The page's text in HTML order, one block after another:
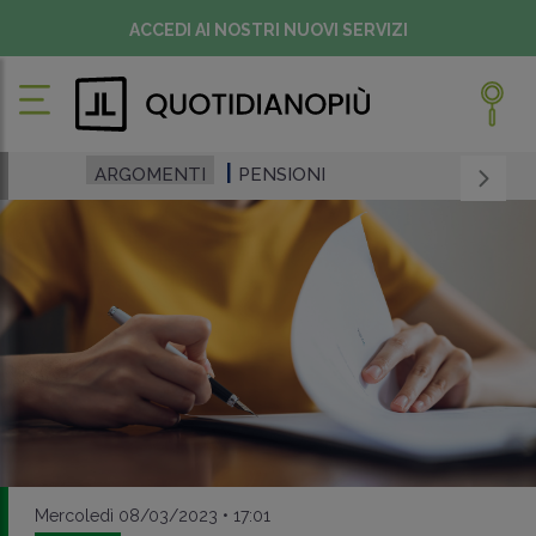
ACCEDI AI NOSTRI NUOVI SERVIZI
ARGOMENTI PENSIONI
Mercoledì 08/03/2023 • 17:01